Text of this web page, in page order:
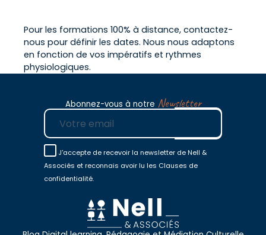
Pour les formations 100% à distance, contactez-
nous pour définir les dates. Nous nous adaptons
en fonction de vos impératifs et rythmes
physiologiques.
Abonnez-vous à notre Newsletter
E-mail
J'accepte de recevoir la newsletter de Nell &
Associés et reconnais avoir lu les Clauses de
confidentialité.